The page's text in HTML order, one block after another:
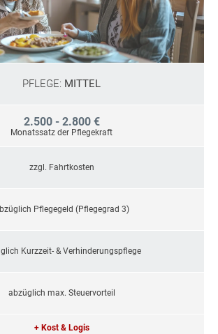
PFLEGE: MITTEL
2.500 - 2.800 €
Monatssatz der Pflegekraft
zzgl. Fahrtkosten
Pflegegeld (Pflegegrad 3)
Kurzzeit- & Verhinderungspflege
abzüglich max. Steuervorteil
+ Kost & Logis